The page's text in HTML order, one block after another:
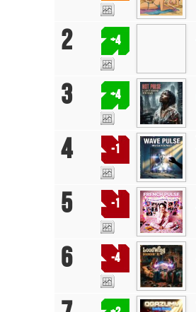
2 +4
3 +4
4 -1
5 -1
6 -4